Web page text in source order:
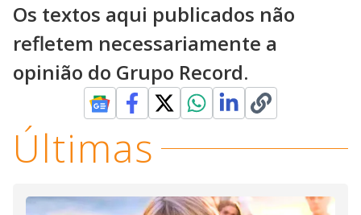
Os textos aqui publicados não
refletem necessariamente a
opinião do Grupo Record.
Últimas